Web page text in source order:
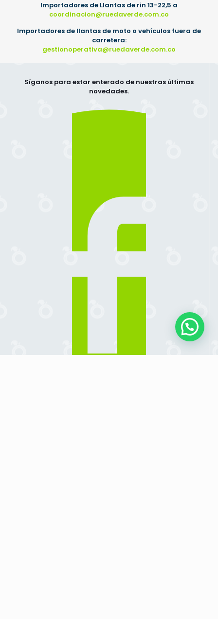
Importadores de Llantas de rin 13-22,5 a
coordinacion@ruedaverde.com.co
Importadores de llantas de moto o vehículos fuera de
carretera:
gestionoperativa@ruedaverde.com.co
Síganos para estar enterado de nuestras últimas
novedades.